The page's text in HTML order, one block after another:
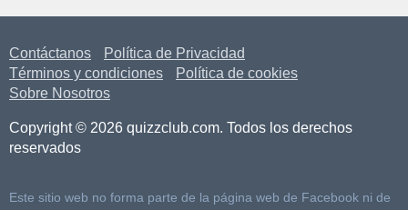
Contáctanos
Política de Privacidad
Términos y condiciones
Política de cookies
Sobre Nosotros
Copyright © 2026 quizzclub.com. Todos los derechos
reservados
Este sitio web no forma parte de la página web de Facebook ni de